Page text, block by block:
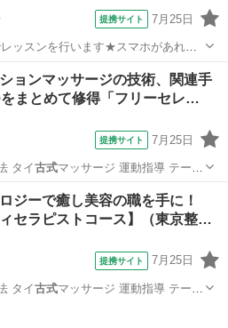
提携サイト 7月25日
レッスンを行います★スマホがあれば
て行うテクニックになります。レッ
て頂きます。お客様は洋服を脱がず
ゆっく...
ョンマッサージの技術、関連手
まとめて修得「フリーセレ…
提携サイト 7月25日
タイ古式マッサージ 運動指導 テーピ
ジーで癒し美容の職を手に！
ィセラピストコース】（東京整
提携サイト 7月25日
タイ古式マッサージ 運動指導 テーピ